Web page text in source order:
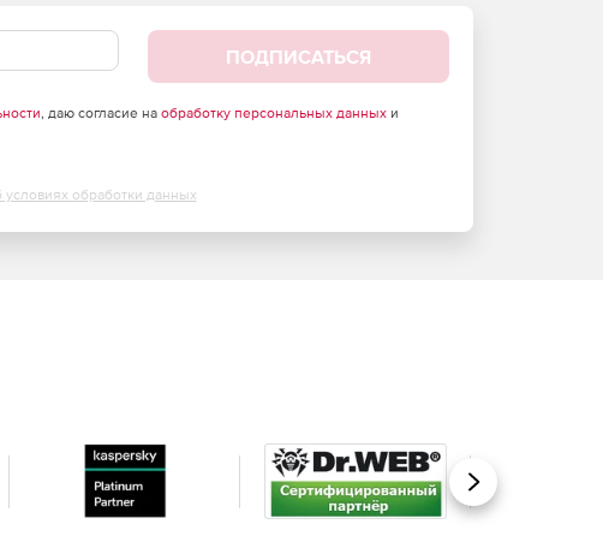
ПОДПИСАТЬСЯ
, даю согласие на обработку персональных данныхи
обработки данных
Вперед